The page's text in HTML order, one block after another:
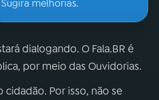
Sugira melhorias.
dialogando. O Fala.BR é
por meio das Ouvidorias.
Por isso, não se